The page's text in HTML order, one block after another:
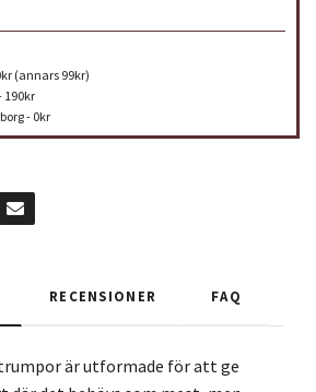
(annars 99kr)
190kr
- 0kr
RECENSIONER FAQ
är utformade för att ge